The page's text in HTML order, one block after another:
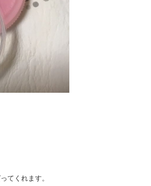
てくれます。